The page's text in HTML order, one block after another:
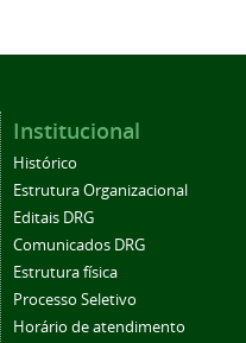
Institucional
Histórico
Estrutura Organizacional
Editais DRG
Comunicados DRG
Estrutura física
Processo Seletivo
Horário de atendimento